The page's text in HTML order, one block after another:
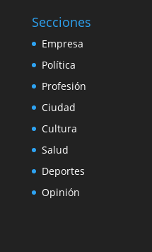
Secciones
Empresa
Política
Profesión
Ciudad
Cultura
Salud
Deportes
Opinión